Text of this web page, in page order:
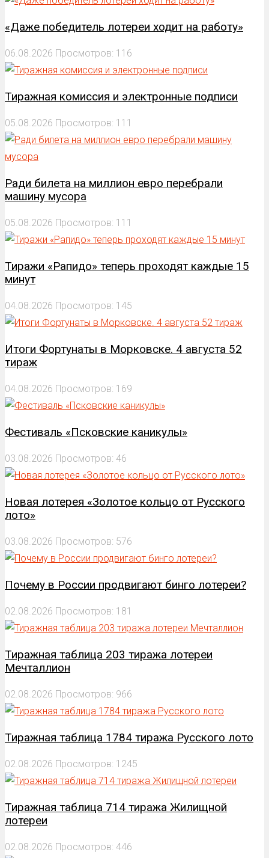
«Даже победитель лотереи ходит на работу»
06.08.2026 Просмотров: 116
Тиражная комиссия и электронные подписи
05.08.2026 Просмотров: 111
Ради билета на миллион евро перебрали
машину мусора
05.08.2026 Просмотров: 111
Тиражи «Рапидо» теперь проходят каждые 15
минут
04.08.2026 Просмотров: 145
Итоги Фортунаты в Морковске. 4 августа 52
тираж
04.08.2026 Просмотров: 169
Фестиваль «Псковские каникулы»
03.08.2026 Просмотров: 46
Новая лотерея «Золотое кольцо от Русского
лото»
03.08.2026 Просмотров: 576
Почему в России продвигают бинго лотереи?
02.08.2026 Просмотров: 181
Тиражная таблица 203 тиража лотереи
Мечталлион
02.08.2026 Просмотров: 966
Тиражная таблица 1784 тиража Русского лото
02.08.2026 Просмотров: 1245
Тиражная таблица 714 тиража Жилищной
лотереи
02.08.2026 Просмотров: 446